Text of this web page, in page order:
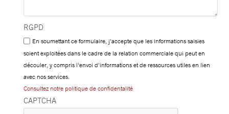
RGPD
En soumettant ce formulaire, j'accepte que les informations saisies
soient exploitées dans le cadre de la relation commerciale qui peut en
découler, y compris l'envoi d'informations et de ressources utiles en lien
avec nos services.
Consultez notre politique de confidentalité
CAPTCHA